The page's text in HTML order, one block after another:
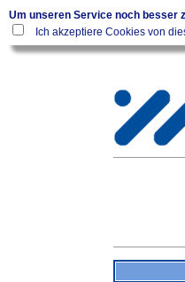
Um unseren Service noch besser
Ich akzeptiere Cookies von